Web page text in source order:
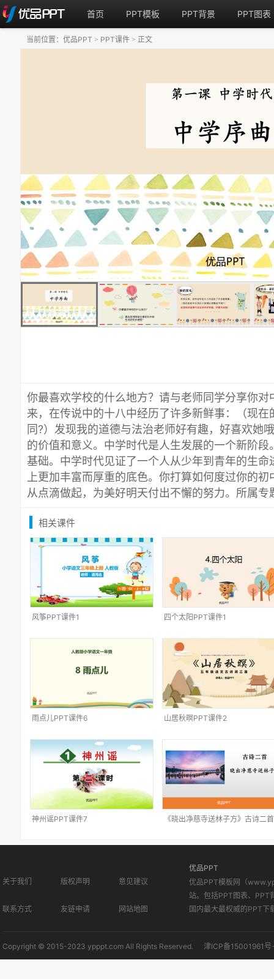
首页 PPT模板 PPT背景 PPT图表
你最喜欢学校的什么地方？请与老师同学分享你
来，在传说中的十八中经历了许多新鲜事：（现
同?）发现我的道德与法治老师好有趣，好喜欢她
的价值和意义。中学时代是人生发展的一个新阶
基础。中学时代见证了一个人从少年到青年的生
上更加丰富而厚重的底色。你打算如何度过你的
从点滴做起，为美好明天付出不懈的努力。所属专
当前位置： 优品PPT > PPT课件 > 正文
相关课件
风筝PPT课件1 四个太阳PPT课件1
雨点儿PPT课件6 山居秋暝PPT课件2
神州谣PPT课件7
《晓出净慈寺送林子方》古诗二首
关于我们 版权声明 意见建议
联系方式 友链申请 网站地图
优品PPT
优品PPT模板网（
站。包括PPT图表、PPT
国内最大最权威的PPT下
Copyright © 2015-2023 ypppt.com All Rights Reserved. 津ICP备15001961号